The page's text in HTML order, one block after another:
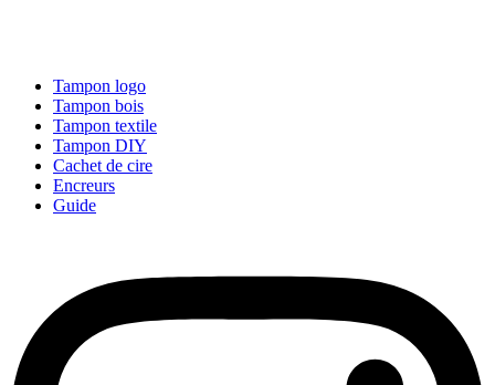
Tampon logo
Tampon bois
Tampon textile
Tampon DIY
Cachet de cire
Encreurs
Guide